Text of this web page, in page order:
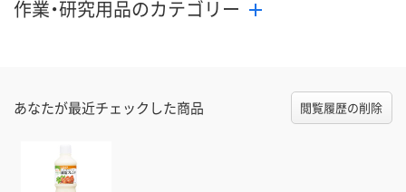
作業・研究用品のカテゴリー
あなたが最近チェックした商品 閲覧履歴の削除